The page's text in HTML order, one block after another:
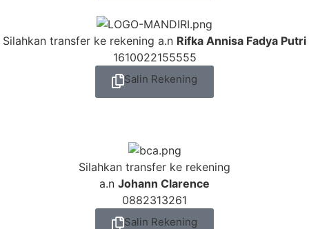
Silahkan transfer ke rekening a.n Rifka Annisa Fadya Putri
1610022155555
Salin Rekening
Silahkan transfer ke rekening
a.n Johann Clarence
0882313261
Salin Rekening